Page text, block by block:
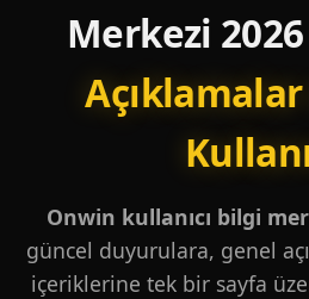
Merkezi
Onwin kullanıcı bilgi
güncel duyurulara, genel
içeriklerine tek bir sayfa